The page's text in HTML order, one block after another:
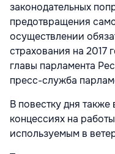
законодательных
предотвращения
осуществлении
страхования на
главы парламента
пресс-служба
В повестку дня
концессиях на
используемым в